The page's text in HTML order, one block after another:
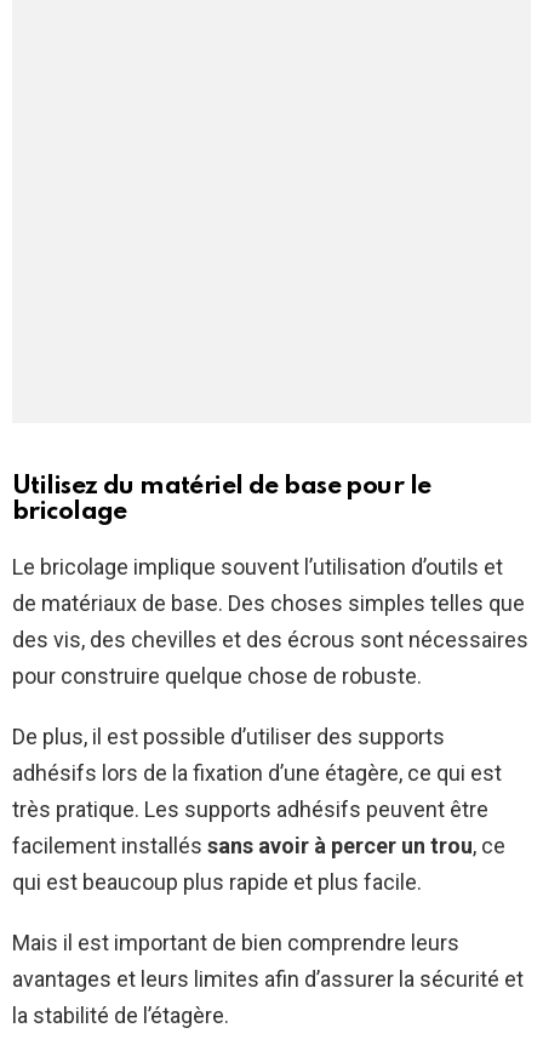
Utilisez du matériel de base pour le
bricolage
Le bricolage implique souvent l’utilisation d’outils et
de matériaux de base. Des choses simples telles que
des vis, des chevilles et des écrous sont nécessaires
pour construire quelque chose de robuste.
De plus, il est possible d’utiliser des supports
adhésifs lors de la fixation d’une étagère, ce qui est
très pratique. Les supports adhésifs peuvent être
facilement installés sans avoir à percer un trou, ce
qui est beaucoup plus rapide et plus facile.
Mais il est important de bien comprendre leurs
avantages et leurs limites afin d’assurer la sécurité et
la stabilité de l’étagère.